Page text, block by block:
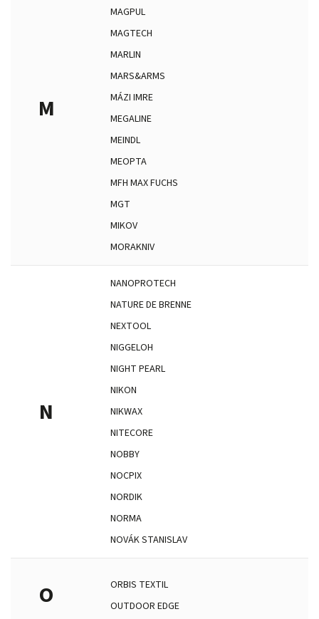
M
MAGPUL
MAGTECH
MARLIN
MARS&ARMS
MÁZI IMRE
MEGALINE
MEINDL
MEOPTA
MFH MAX FUCHS
MGT
MIKOV
MORAKNIV
N
NANOPROTECH
NATURE DE BRENNE
NEXTOOL
NIGGELOH
NIGHT PEARL
NIKON
NIKWAX
NITECORE
NOBBY
NOCPIX
NORDIK
NORMA
NOVÁK STANISLAV
O
ORBIS TEXTIL
OUTDOOR EDGE